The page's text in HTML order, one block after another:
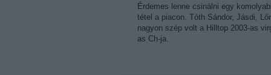
Érdemes lenne csinálni egy
tétel a piacon. Tóth Sándor, Jásdi,
nagyon szép volt a Hilltop 2003-as
as Ch-ja.